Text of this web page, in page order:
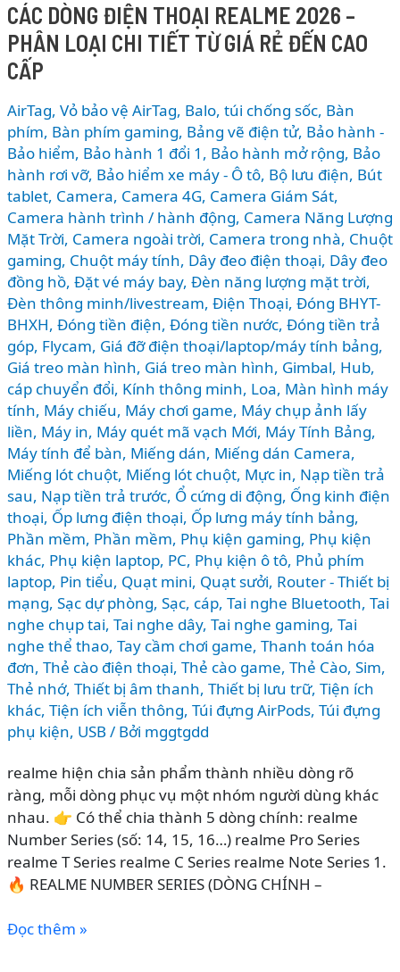
vs
Sony
WH-
1000XM6
vs
Bose
QC
Ultra:
Đâu
là
tai
nghe
chống
ồn
tốt
nhất
2026?
CÁC DÒNG ĐIỆN THOẠI REALME 2026 –
PHÂN LOẠI CHI TIẾT TỪ GIÁ RẺ ĐẾN CAO
CẤP
AirTag, Vỏ bảo vệ AirTag, Balo, túi chống sốc, Bàn
phím, Bàn phím gaming, Bảng vẽ điện tử, Bảo hành -
Bảo hiểm, Bảo hành 1 đổi 1 , Bảo hành mở rộng, Bảo
hành rơi vỡ, Bảo hiểm xe máy - Ô tô, Bộ lưu điện, Bút
tablet, Camera, Camera 4G, Camera Giám Sát,
Camera hành trình / hành động, Camera Năng Lượng
Mặt Trời, Camera ngoài trời, Camera trong nhà, Chuột
gaming, Chuột máy tính, Dây đeo điện thoại, Dây đeo
đồng hồ, Đặt vé máy bay, Đèn năng lượng mặt trời,
Đèn thông minh/livestream, Điện Thoại, Đóng BHYT-
BHXH, Đóng tiền điện, Đóng tiền nước, Đóng tiền trả
góp, Flycam, Giá đỡ điện thoại/laptop/máy tính bảng,
Giá treo màn hình, Giá treo màn hình, Gimbal, Hub,
cáp chuyển đổi, Kính thông minh, Loa, Màn hình máy
tính, Máy chiếu, Máy chơi game, Máy chụp ảnh lấy
liền, Máy in, Máy quét mã vạch Mới, Máy Tính Bảng,
Máy tính để bàn, Miếng dán, Miếng dán Camera,
Miếng lót chuột, Miếng lót chuột, Mực in, Nạp tiền trả
sau, Nạp tiền trả trước, Ổ cứng di động, Ống kinh điện
thoại, Ốp lưng điện thoại, Ốp lưng máy tính bảng,
Phần mềm, Phần mềm, Phụ kiện gaming, Phụ kiện
khác, Phụ kiện laptop, PC, Phụ kiện ô tô, Phủ phím
laptop, Pin tiểu, Quạt mini, Quạt sưởi, Router - Thiết bị
mạng, Sạc dự phòng, Sạc, cáp, Tai nghe Bluetooth, Tai
nghe chụp tai, Tai nghe dây, Tai nghe gaming, Tai
nghe thể thao, Tay cầm chơi game, Thanh toán hóa
đơn, Thẻ cào điện thoại, Thẻ cào game, Thẻ Cào, Sim,
Thẻ nhớ, Thiết bị âm thanh, Thiết bị lưu trữ, Tiện ích
khác, Tiện ích viễn thông, Túi đựng AirPods, Túi đựng
phụ kiện, USB/ Bởi mggtgdd
realme hiện chia sản phẩm thành nhiều dòng rõ
ràng, mỗi dòng phục vụ một nhóm người dùng khác
nhau. 👉 Có thể chia thành 5 dòng chính: realme
Number Series (số: 14, 15, 16…) realme Pro Series
realme T Series realme C Series realme Note Series 1.
🔥 REALME NUMBER SERIES (DÒNG CHÍNH –
CÁC
Đọc thêm »